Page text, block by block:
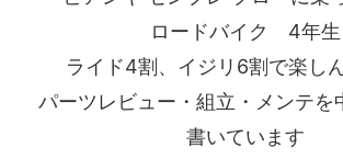
ロードバイク 4年生
ライド4割、イジリ6割で楽し
パーツレビュー・組立・メンテを
書いています